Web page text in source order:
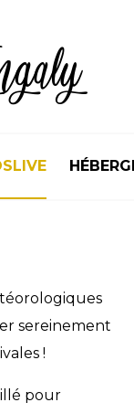
sereinement
!
pour